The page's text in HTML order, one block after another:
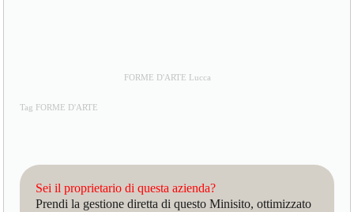
FORME D'ARTE Lucca
Tag FORME D'ARTE
Sei il proprietario di questa azienda?
Prendi la gestione diretta di questo Minisito, ottimizzato